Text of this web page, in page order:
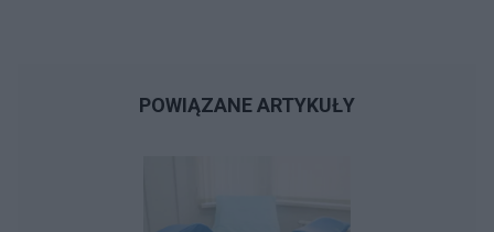
POWIĄZANE ARTYKUŁY